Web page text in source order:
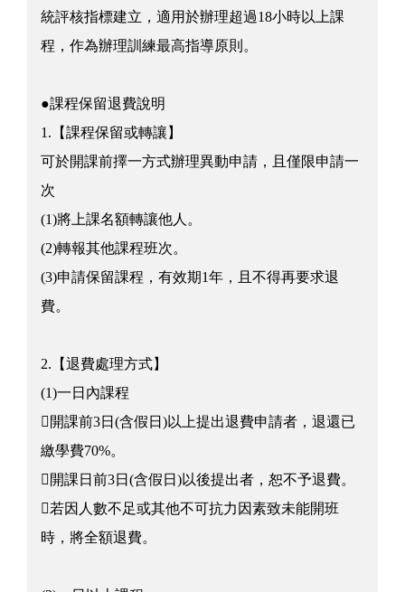
統評核指標建立，適用於辦理超過18小時以上課
程，作為辦理訓練最高指導原則。
●課程保留退費說明
1.【課程保留或轉讓】
可於開課前擇一方式辦理異動申請，且僅限申請一
次
(1)將上課名額轉讓他人。
(2)轉報其他課程班次。
(3)申請保留課程，有效期1年，且不得再要求退
費。
2.【退費處理方式】
(1)一日內課程
開課前3日(含假日)以上提出退費申請者，退還已
繳學費70%。
開課日前3日(含假日)以後提出者，恕不予退費。
若因人數不足或其他不可抗力因素致未能開班
時，將全額退費。